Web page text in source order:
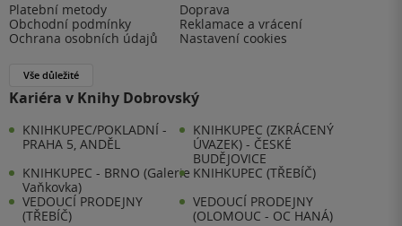
Platební metody
Doprava
Obchodní podmínky
Reklamace a vrácení
Ochrana osobních údajů
Nastavení cookies
Vše důležité
Kariéra v Knihy Dobrovský
KNIHKUPEC/POKLADNÍ -
PRAHA 5, ANDĚL
KNIHKUPEC (ZKRÁCENÝ
ÚVAZEK) - ČESKÉ
BUDĚJOVICE
KNIHKUPEC - BRNO (Galerie
Vaňkovka)
KNIHKUPEC (TŘEBÍČ)
VEDOUCÍ PRODEJNY
(TŘEBÍČ)
VEDOUCÍ PRODEJNY
(OLOMOUC - OC HANÁ)